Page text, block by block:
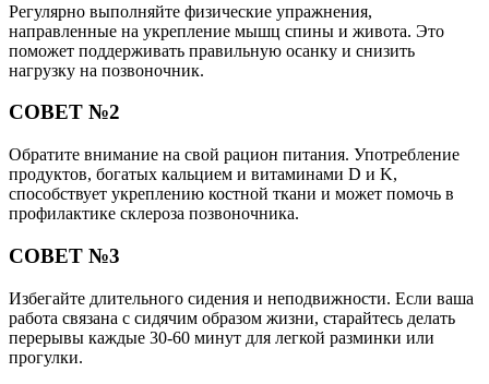
Регулярно выполняйте физические упражнения,
направленные на укрепление мышц спины и живота. Это
поможет поддерживать правильную осанку и снизить
нагрузку на позвоночник.
СОВЕТ №2
Обратите внимание на свой рацион питания. Употребление
продуктов, богатых кальцием и витаминами D и K,
способствует укреплению костной ткани и может помочь в
профилактике склероза позвоночника.
СОВЕТ №3
Избегайте длительного сидения и неподвижности. Если ваша
работа связана с сидячим образом жизни, старайтесь делать
перерывы каждые 30-60 минут для легкой разминки или
прогулки.